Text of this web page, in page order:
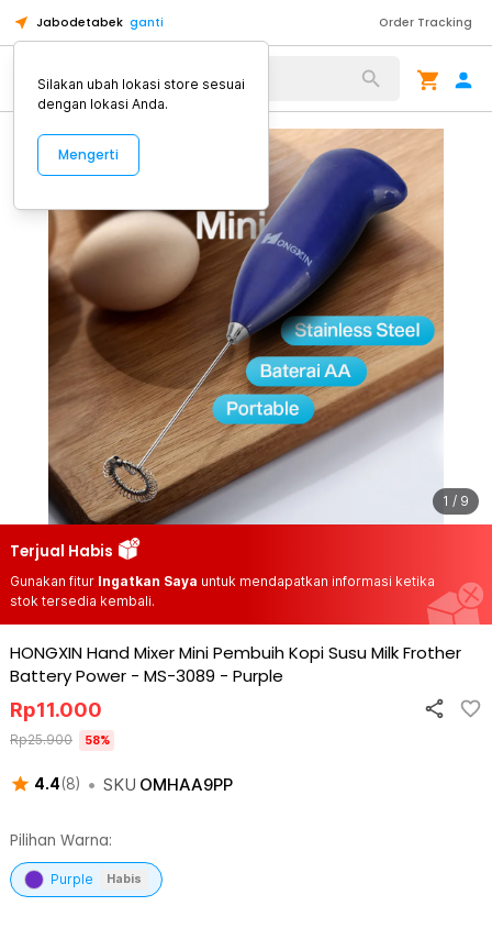
Jabodetabek ganti Order Tracking
Alat Kopi
1 / 9
Terjual Habis
Gunakan fitur Ingatkan Saya untuk mendapatkan informasi ketika
stok tersedia kembali.
HONGXIN Hand Mixer Mini Pembuih Kopi Susu Milk Frother
Battery Power - MS-3089 - Purple
4.4(8) • SKU OMHAA9PP
Rp11.000
Rp25.900 58%
Pilihan Warna:
Purple Habis
Silakan ubah lokasi store sesuai
dengan lokasi Anda.
Mengerti